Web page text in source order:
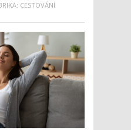
CESTOVÁNÍ